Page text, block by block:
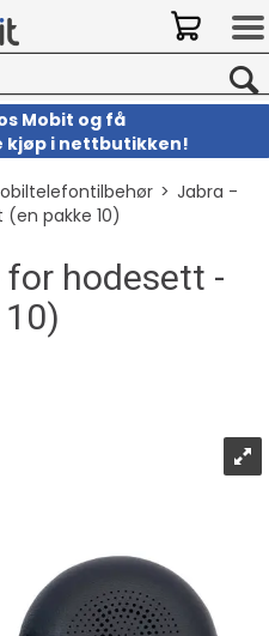
Mobit og få
kjøp i nettbutikken!
>Jabra -
pakke 10)
hodesett -